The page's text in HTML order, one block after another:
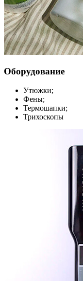
Оборудование
Утюжки;
Фены;
Термошапки;
Трихоскопы